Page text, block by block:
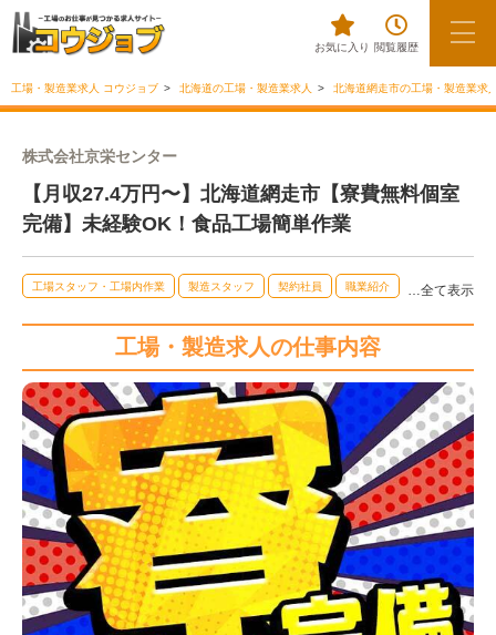
お気に入り 閲覧履歴
工場・製造業求人 コウジョブ 北海道の工場・製造業求人 北海道網走市の工場・製造業求
株式会社京栄センター
【月収27.4万円〜】北海道網走市【寮費無料個室
完備】未経験OK！食品工場簡単作業
工場スタッフ・工場内作業 製造スタッフ 契約社員 職業紹介 …全て表示